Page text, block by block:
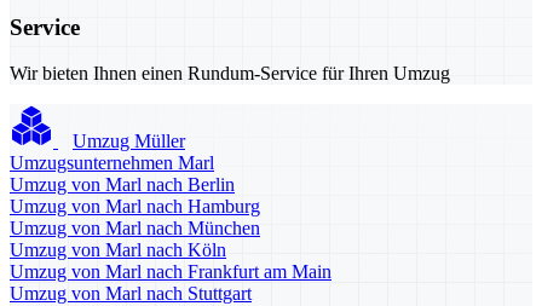
Service
Wir bieten Ihnen einen Rundum-Service für Ihren Umzug
Umzug Müller
Umzugsunternehmen Marl
Umzug von Marl nach Berlin
Umzug von Marl nach Hamburg
Umzug von Marl nach München
Umzug von Marl nach Köln
Umzug von Marl nach Frankfurt am Main
Umzug von Marl nach Stuttgart